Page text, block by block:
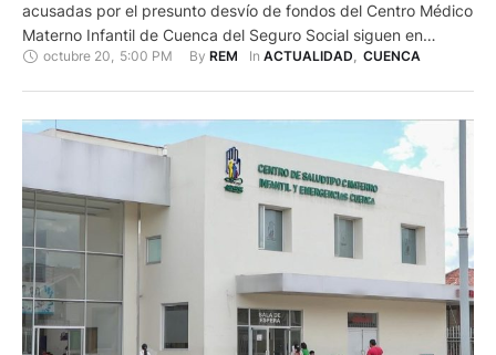
acusadas por el presunto desvío de fondos del Centro Médico
Materno Infantil de Cuenca del Seguro Social siguen en
nómina. María José C. M. y Joanna S. E. son investigadas por
octubre 20 5:00 PM By REM In ACTUALIDAD, CUENCA